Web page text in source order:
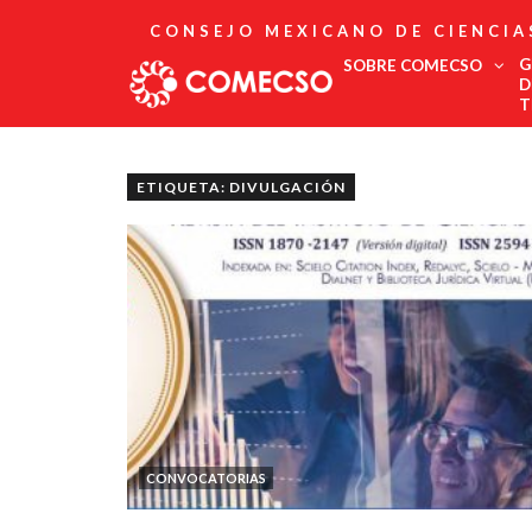
CONSEJO MEXICANO DE
SOBRE COMECSO
Asociados
Estatutos
Fundadores
Publicaciones
Comité Editorial
Boletín
ETIQUETA: DIVULGACIÓN
CONVOCATORIAS